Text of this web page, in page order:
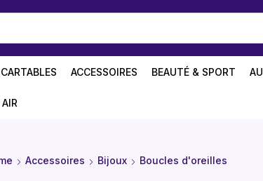
ACCESSOIRES BEAUTÉ & SPORT
Accessoires Bijoux Boucles d'oreilles